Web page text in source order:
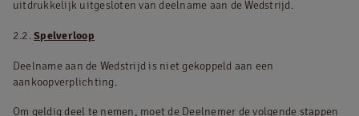
uitdrukkelijk uitgesloten van deelname aan de Wedstrijd.
2.2.Spelverloop
Deelname aan de Wedstrijd is niet gekoppeld aan een
aankoopverplichting.
Om geldig deel te nemen, moet de Deelnemer de volgende stappen